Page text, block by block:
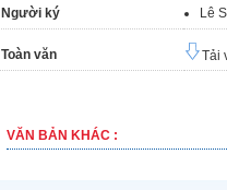
Người ký Lê
Toàn văn Tải
VĂN BẢN KHÁC :